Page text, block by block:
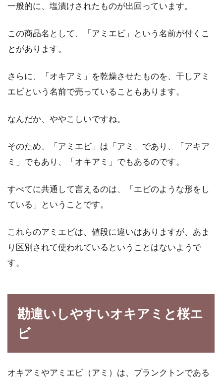
朝食はご飯派、パン派と分かれるかとは思いま
という方もい...
意外にもカロリーが高い！気をつけ
たほうがいいフルーツは？
フルーツはヘルシーで、体にいい食べもので
うと思います...
豚と味噌の相性は抜群！！栄養やお
すすめの料理をご紹介！
大豆から作られる味噌は和食にもよく合います
ね。また、普段の料理にも使う機会の多い豚肉
えていたらどうする？
か？すで...
一般的に、塩漬けされたものが出回っています。
この商品名として、「アミエビ」という名前が付くこ
とがあります。
さらに、「オキアミ」を乾燥させたものを、干しアミ
エビという名前で売っていることもあります。
なんだか、ややこしいですね。
そのため、「アミエビ」は「アミ」であり、「アキア
ミ」でもあり、「オキアミ」でもあるのです。
すべてに共通して言えるのは、「エビのような形をし
ている」ということです。
これらのアミエビは、値段に違いはありますが、あま
り区別されて使われているということはないようで
す。
勘違いしやすいオキアミと桜エ
ビ
オキアミやアミエビ（アミ）は、プランクトンである